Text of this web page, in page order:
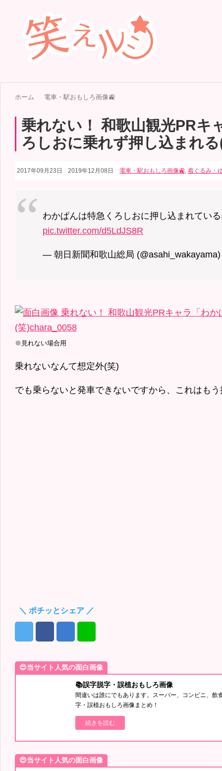
ホーム 電車・駅おもしろ画像🚉
乗れない！ 和歌山観光PRキ
ろしおに乗れず押し込まれ
2017年09月23日 2019年12月08日 電車・駅おもしろ画像🚉, 着ぐるみ・
わかぱんは特急くろしおに押し込まれてい
pic.twitter.com/d5LdJS8R
— 朝日新聞和歌山総局
※見れない場合用
乗れないなんて想定外(笑)
でも乗らないと発車できないですから、これはも
＼ ポチッとシェア ／
😍当サイト人気の面白画像
📚誤字脱字・誤植おもしろ画像
間違いは誰にでもあります。スーパー、コンビニ、
字・誤植おもしろ画像まとめ！
続きを読む
😍当サイト人気の面白画像